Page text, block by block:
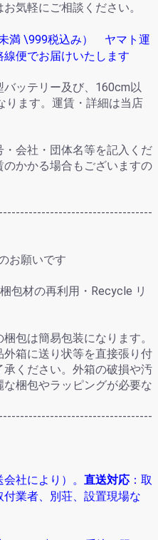
気軽にご相談ください。
満 \999税込み） ヤマト運
便でお届けいたします
バッテリー及び、160cm以
ります。運賃・詳細は当店
・会社・団体名等を記入くだ
かかる場合もございますの
お願いです
包材の再利用・Recycle リ
包は簡易包装になります。
箱に送り状等を直接張り付
ください。外箱の破損や汚
梱包やラッピングが必要な
会社により） 。 直送対応 ：取
業者、別荘、設置現場な